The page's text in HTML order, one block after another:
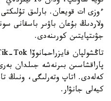
ءوزى ات قويعان. بارلىق
ولاردىڭ بۇعان باۋىر باسقانى
جۋىتپايتىن كورىنەدى.
پاراقشاسىن بىرنەشە جىلدان
كەلەدى. اتاپ وتەرلىگى، ونىڭ
كيەلى جانۋار.